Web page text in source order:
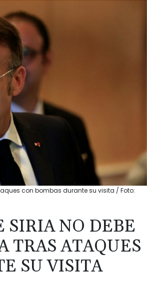
con bombas durante su visita / Foto:
SIRIA NO DEBE
TRAS ATAQUES
SU VISITA